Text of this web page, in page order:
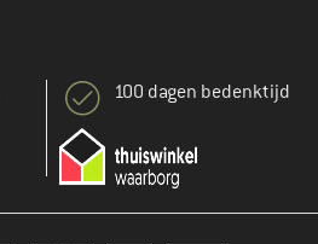
100 dagen bedenktijd